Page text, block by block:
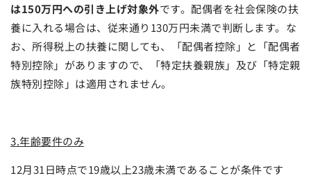
は150万円への引き上げ対象外です。配偶者を社会保険の扶
養に入れる場合は、従来通り130万円未満で判断します。な
お、所得税上の扶養に関しても、「配偶者控除」と「配偶者
特別控除」がありますので、「特定扶養親族」及び「特定親
族特別控除」は適用されません。
3.年齢要件のみ
12月31日時点で19歳以上23歳未満であることが条件です